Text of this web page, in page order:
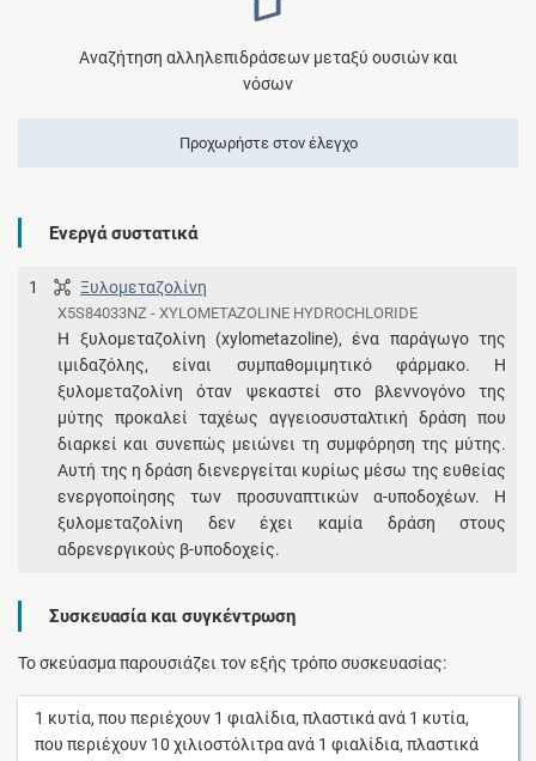
Αναζήτηση αλληλεπιδράσεων μεταξύ ουσιών και
νόσων
Προχωρήστε στον έλεγχο
Ενεργά συστατικά
1 Ξυλομεταζολίνη
X5S84033NZ - XYLOMETAZOLINE HYDROCHLORIDE
Η ξυλομεταζολίνη (xylometazoline), ένα παράγωγο της
ιμιδαζόλης, είναι συμπαθομιμητικό φάρμακο. Η
ξυλομεταζολίνη όταν ψεκαστεί στο βλεννογόνο της
μύτης προκαλεί ταχέως αγγειοσυσταλτική δράση που
διαρκεί και συνεπώς μειώνει τη συμφόρηση της μύτης.
Αυτή της η δράση διενεργείται κυρίως μέσω της ευθείας
ενεργοποίησης των προσυναπτικών α-υποδοχέων. Η
ξυλομεταζολίνη δεν έχει καμία δράση στους
αδρενεργικούς β-υποδοχείς.
Συσκευασία και συγκέντρωση
Το σκεύασμα παρουσιάζει τον εξής τρόπο συσκευασίας:
1 κυτία, που περιέχουν 1 φιαλίδια, πλαστικάανά 1 κυτία,
που περιέχουν 10 χιλιοστόλιτραανά 1 φιαλίδια, πλαστικά